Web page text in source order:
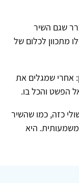
שגם השיר
מתכוון לכלום של
אחרי שמגלים את
הפשט והכל בו.
כזה, כמו שהשיר
היא